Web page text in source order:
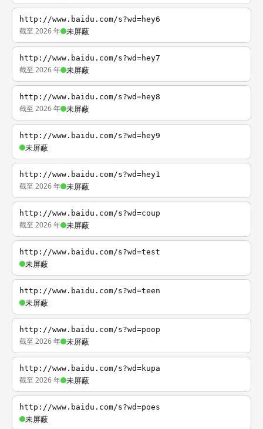
http://www.baidu.com/s?wd=hey6
截至 2026 年 未屏蔽
http://www.baidu.com/s?wd=hey7
截至 2026 年 未屏蔽
http://www.baidu.com/s?wd=hey8
截至 2026 年 未屏蔽
http://www.baidu.com/s?wd=hey9
未屏蔽
http://www.baidu.com/s?wd=hey1
截至 2026 年 未屏蔽
http://www.baidu.com/s?wd=coup
截至 2026 年 未屏蔽
http://www.baidu.com/s?wd=test
未屏蔽
http://www.baidu.com/s?wd=teen
未屏蔽
http://www.baidu.com/s?wd=poop
截至 2026 年 未屏蔽
http://www.baidu.com/s?wd=kupa
截至 2026 年 未屏蔽
http://www.baidu.com/s?wd=poes
未屏蔽